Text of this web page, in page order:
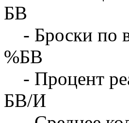
БВ
- Броски по
%БВ
- Процент
БВ/И